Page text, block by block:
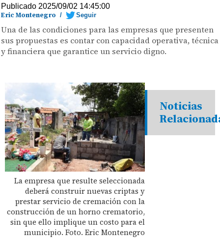
Publicado 2025/09/02 14:45:00
Eric Montenegro / Seguir
Una de las condiciones para las empresas que presenten
sus propuestas es contar con capacidad operativa, técnica
y financiera que garantice un servicio digno.
La empresa que resulte seleccionada
deberá construir nuevas criptas y
prestar servicio de cremación con la
construcción de un horno crematorio,
sin que ello implique un costo para el
municipio. Foto. Eric Montenegro
Noticias